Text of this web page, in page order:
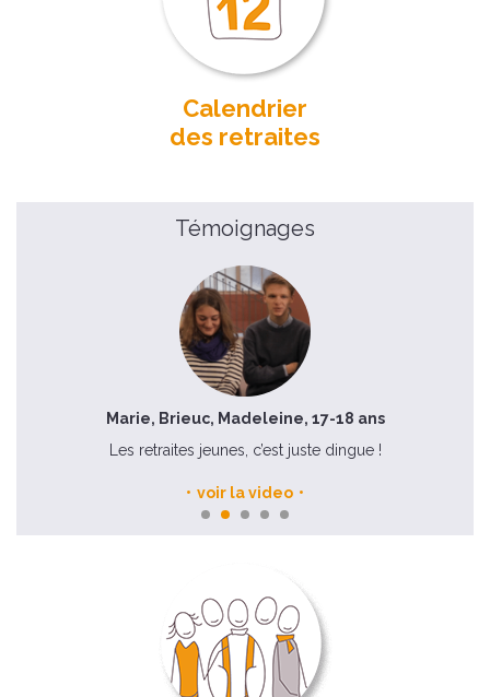
Calendrier
des retraites
Témoignages
Marie, Brieuc, Madeleine, 17-18 ans
Les retraites jeunes, c’est juste dingue !
voir la video